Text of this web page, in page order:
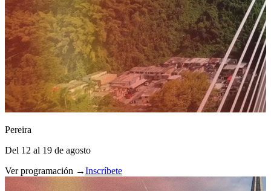
Pereira
Del 12 al 19 de agosto
Ver programación →Inscríbete